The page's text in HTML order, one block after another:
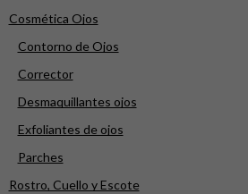
Cosmética Ojos
Contorno de Ojos
Corrector
Desmaquillantes ojos
Exfoliantes de ojos
Parches
Rostro, Cuello y Escote